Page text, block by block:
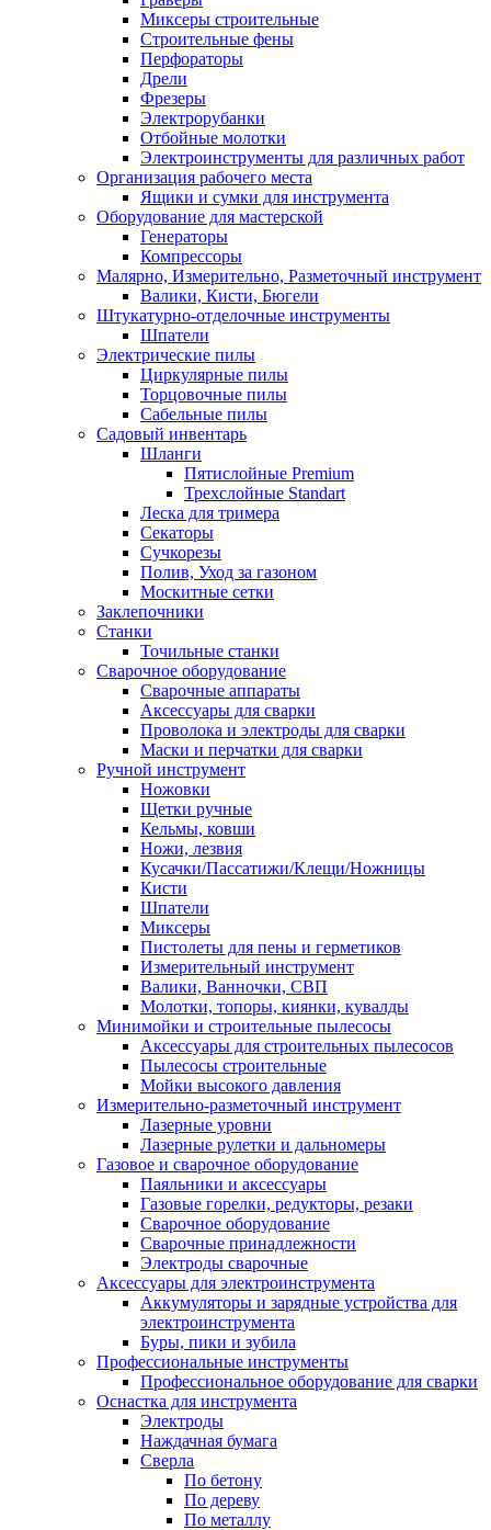
Миксеры строительные
Строительные фены
Перфораторы
Дрели
Фрезеры
Электрорубанки
Отбойные молотки
Электроинструменты для различных работ
Организация рабочего места
Ящики и сумки для инструмента
Оборудование для мастерской
Генераторы
Компрессоры
Малярно, Измерительно, Разметочный инструмент
Валики, Кисти, Бюгели
Штукатурно-отделочные инструменты
Шпатели
Электрические пилы
Циркулярные пилы
Торцовочные пилы
Сабельные пилы
Садовый инвентарь
Шланги
Пятислойные Premium
Трехслойные Standart
Леска для тримера
Секаторы
Сучкорезы
Полив, Уход за газоном
Москитные сетки
Заклепочники
Станки
Точильные станки
Сварочное оборудование
Сварочные аппараты
Аксессуары для сварки
Проволока и электроды для сварки
Маски и перчатки для сварки
Ручной инструмент
Ножовки
Щетки ручные
Кельмы, ковши
Ножи, лезвия
Кусачки/Пассатижи/Клещи/Ножницы
Кисти
Шпатели
Миксеры
Пистолеты для пены и герметиков
Измерительный инструмент
Валики, Ванночки, СВП
Молотки, топоры, киянки, кувалды
Минимойки и строительные пылесосы
Аксессуары для строительных пылесосов
Пылесосы строительные
Мойки высокого давления
Измерительно-разметочный инструмент
Лазерные уровни
Лазерные рулетки и дальномеры
Газовое и сварочное оборудование
Паяльники и аксессуары
Газовые горелки, редукторы, резаки
Сварочное оборудование
Сварочные принадлежности
Электроды сварочные
Аксессуары для электроинструмента
Аккумуляторы и зарядные устройства для
электроинструмента
Буры, пики и зубила
Профессиональные инструменты
Профессиональное оборудование для сварки
Оснастка для инструмента
Электроды
Наждачная бумага
Сверла
По бетону
По дереву
По металлу